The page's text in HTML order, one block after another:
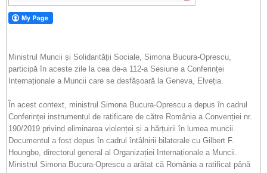
Ministrul Muncii și Solidarității Sociale, Simona Bucura-Oprescu,
participă în aceste zile la cea de-a 112-a Sesiune a Conferinței
Internaționale a Muncii care se desfășoară la Geneva, Elveția.
În acest context, ministrul Simona Bucura-Oprescu a depus în cadrul
Conferinței instrumentul de ratificare de către România a Convenției nr.
190/2019 privind eliminarea violenței și a hărțuirii în lumea muncii.
Documentul a fost depus în cadrul întâlnirii bilaterale cu Gilbert F.
Houngbo, directorul general al Organizației Internaționale a Muncii.
Ministrul Simona Bucura-Oprescu a arătat că România a ratificat până